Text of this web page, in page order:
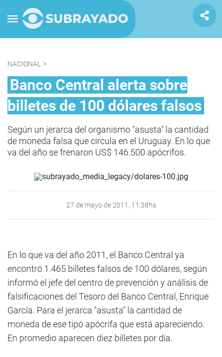
NACIONAL >
Banco Central alerta sobre
billetes de 100 dólares falsos
Según un jerarca del organismo "asusta" la cantidad
de moneda falsa que circula en el Uruguay. En lo que
va del año se frenaron US$ 146.500 apócrifos.
27 de mayo de 2011, 11:38hs
En lo que va del año 2011, el Banco Central ya
encontró 1.465 billetes falsos de 100 dólares, según
informó el jefe del centro de prevención y análisis de
falsificaciones del Tesoro del Banco Central, Enrique
García. Para el jerarca "asusta" la cantidad de
moneda de ese tipó apócrifa que está apareciendo.
En promedio aparecen diez billetes por día.